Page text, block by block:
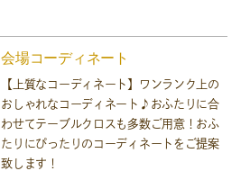
会場コーディネート
【上質なコーディネート】ワンランク上の
おしゃれなコーディネート♪おふたりに合
わせてテーブルクロスも多数ご用意！おふ
たりにぴったりのコーディネートをご提案
致します！